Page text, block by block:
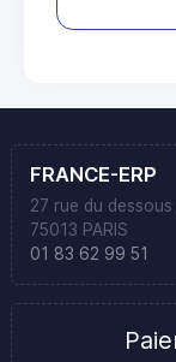
FRANCE-ERP
27 rue du
75013 PARIS
01 83 62 99 51